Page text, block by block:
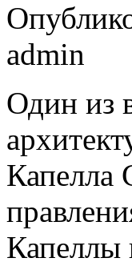
admin
Один из
Капелла
Капеллы